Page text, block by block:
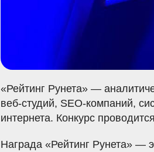
«Рейтинг Рунета» —
веб-студий, SEO-компаний,
интернета. Конкурс
Награда «Рейтинг Рунета» —